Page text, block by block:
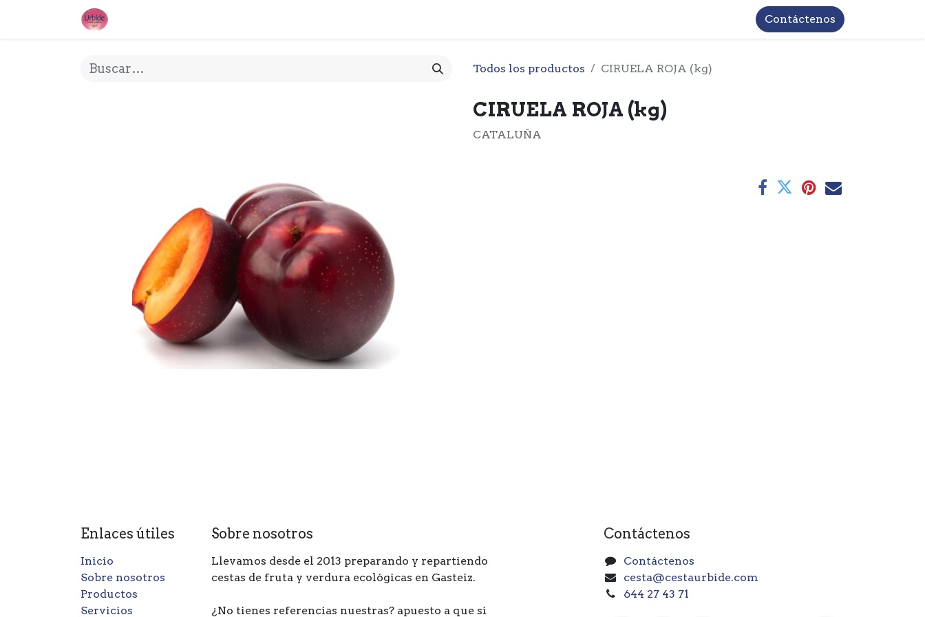
INFORMACIÓN BASICA LOPD
Contáctenos
Todos los productos CIRUELA ROJA (kg)
CIRUELA ROJA (kg)
CATALUÑA
Enlaces útiles
Inicio
Sobre nosotros
Productos
Servicios
Sobre nosotros
Llevamos desde el 2013 preparando y repartiendo
cestas de fruta y verdura ecológicas en Gasteiz.
¿No tienes referencias nuestras? apuesto a que si
Contáctenos
Contáctenos
cesta@cestaurbide.com
644 27 43 71